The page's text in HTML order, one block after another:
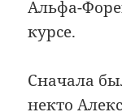
Альфа-
курсе.
Сначала
некто